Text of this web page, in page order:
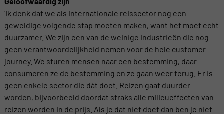
‘Ik denk dat we als internationale reissector nog een
geweldige volgende stap moeten maken, want het moet echt
duurzamer. We zijn een van de weinige industrieën die nog
geen verantwoordelijkheid nemen voor de hele customer
journey. We sturen mensen naar een bestemming, daar
consumeren ze de bestemming en ze gaan weer terug. Er is
geen enkele sector die dát doet. Reizen gaat duurder
worden, bijvoorbeeld doordat straks alle milieueffecten van
reizen worden in de prijs. Als je dat niet doet dan ben je niet